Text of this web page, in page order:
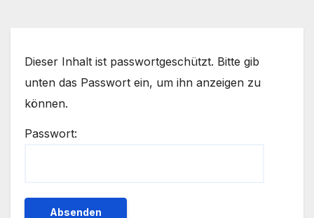
Dieser Inhalt ist passwortgeschützt. Bitte gib
unten das Passwort ein, um ihn anzeigen zu
können.
Passwort: